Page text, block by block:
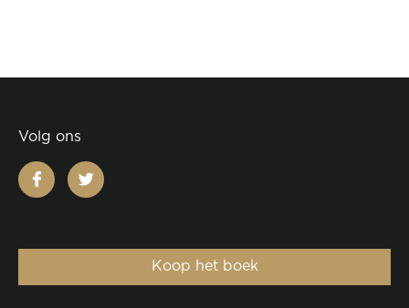
Volg ons
facebooktwitter
Koop het boek